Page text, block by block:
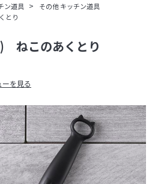
ン道具 > その他 キッチン道具
とり
ーを見る
ねこのあくとり